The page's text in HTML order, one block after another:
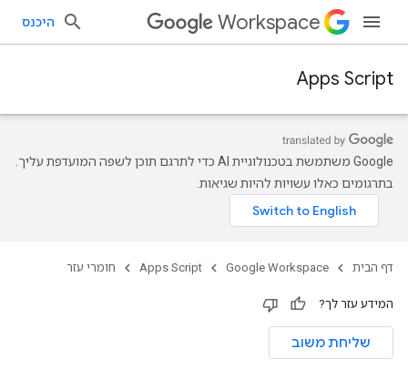
Workspace היכנס
Apps Script
‫Google משתמשת בטכנולוגיית AI כדי לתרגם תוכן לשפה המועדפת עליך.
בתרגומים כאלו עשויות להיות שגיאות.
דף הבית Google Workspace
Apps Script חומרי עזר
המידע עזר לך?
שליחת משוב